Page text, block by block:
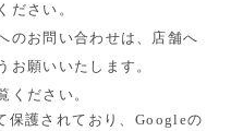
ださい。
のお問い合わせは、店舗へ
お願いいたします。
ください。
保護されており、Googleの